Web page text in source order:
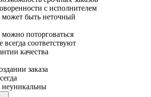
с исполнителем
быть неточный
поторговаться
соответствуют
качества
заказа
неуникальны